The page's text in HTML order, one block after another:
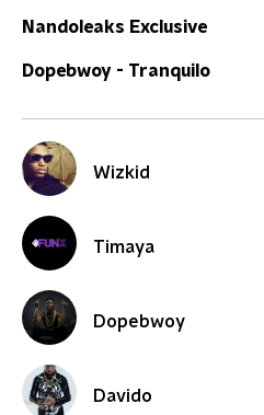
Nandoleaks Exclusive
Dopebwoy - Tranquilo
Wizkid
Timaya
Dopebwoy
Davido